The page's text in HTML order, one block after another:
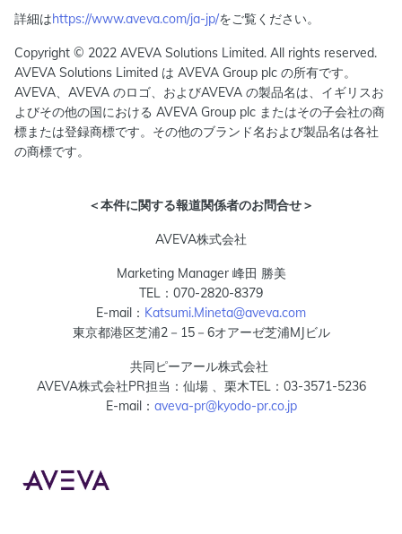
詳細はhttps://www.aveva.com/ja-jp/をご覧ください。
Copyright © 2022 AVEVA Solutions Limited. All rights reserved.
AVEVA Solutions Limited は AVEVA Group plc の所有です。
AVEVA、AVEVA のロゴ、およびAVEVA の製品名は、イギリスお
よびその他の国における AVEVA Group plc またはその子会社の商
標または登録商標です。その他のブランド名および製品名は各社
の商標です。
＜本件に関する報道関係者のお問合せ＞
AVEVA株式会社
Marketing Manager 峰田 勝美
TEL：070-2820-8379
E-mail： Katsumi.Mineta@aveva.com
東京都港区芝浦2－15－6オアーゼ芝浦MJビル
共同ピーアール株式会社
AVEVA株式会社PR担当：仙場 、栗木TEL：03-3571-5236
E-mail： aveva-pr@kyodo-pr.co.jp